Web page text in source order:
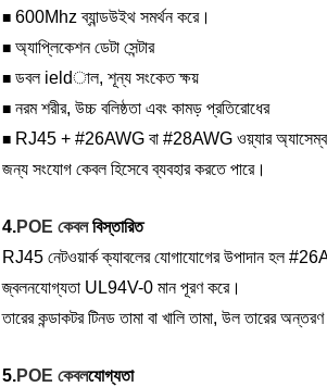
■ 600Mhz ব্যান্ডউইথ সমর্থন করে।
■ অ্যাপ্লিকেশন ডেটা সেন্টার
■ ডবল ieldাল, শূন্য সংকেত ক্ষয়
■ নরম শরীর, উচ্চ বলিষ্ঠতা এবং কামড় প্রতিরোধের
■ RJ45 + #26AWG বা #28AWG ওয়্যার অ্যাসেম্বলি
জন্য সংযোগ কেবল হিসেবে ব্যবহার করতে পারে।
4.POE কেবলবিস্তারিত
RJ45 নেটওয়ার্ক ক্যাবলের যোগাযোগের উপাদান হল
জ্বলনযোগ্যতা UL94V-0 মান পূরণ করে।
তারের কন্ডাকটর টিনড তামা বা খালি তামা, উল তারের
5.POE কেবলযোগ্যতা